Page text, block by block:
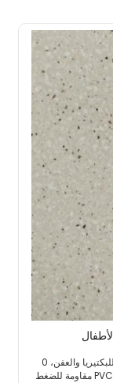
مقاومة التآكل ممتازة، معدل الحريق العالي؛ مضادة للبكتيريا والعفن، 0
أرضيات فورمالديهايد صديقة للبيئة؛ الأرضيات التجارية PVC مقاومة للضغط